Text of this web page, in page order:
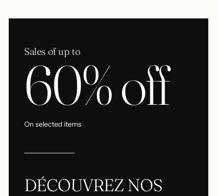
Sales of up to
60% off
On selected items
DÉCOUVREZ NOS